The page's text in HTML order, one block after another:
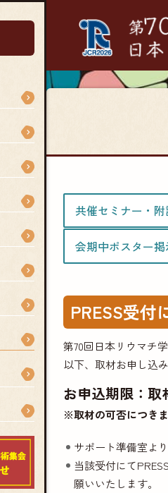
共催セミナー・
会期中ポスター
PRESS受付
第70回日本リウマチ
以下、取材お申し込
お申込期限：取
※取材の可否につき
サポート準備室よ
当該受付にて
願いいたします。